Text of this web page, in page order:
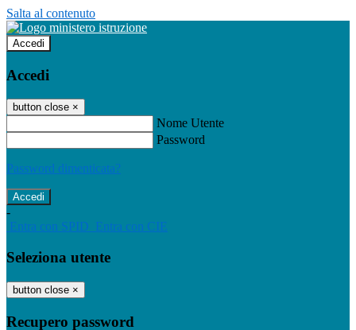
Salta al contenuto
Accedi
Accedi
button close ×
Nome Utente
Password
Password dimenticata?
-
Entra con SPID Entra con CIE
Seleziona utente
button close ×
Recupero password